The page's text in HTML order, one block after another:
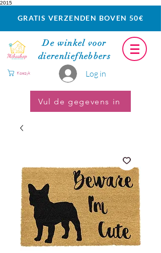
2015
GRATIS VERZENDEN BOVEN 50€
De winkel voor
dierenliefhebbers
Log in
Koszyk
Vul de gegevens in